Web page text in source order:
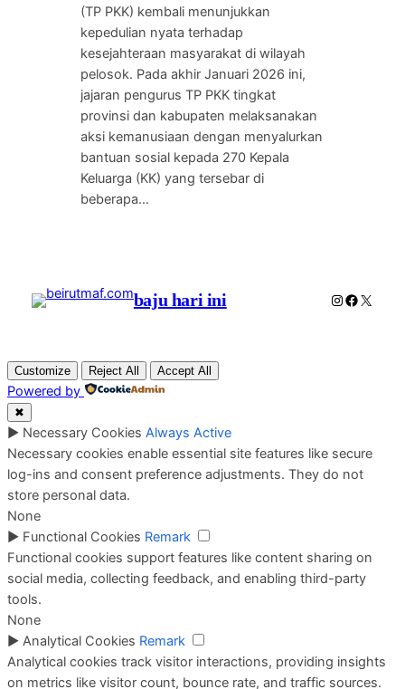
(TP PKK) kembali menunjukkan
kepedulian nyata terhadap
kesejahteraan masyarakat di wilayah
pelosok. Pada akhir Januari 2026 ini,
jajaran pengurus TP PKK tingkat
provinsi dan kabupaten melaksanakan
aksi kemanusiaan dengan menyalurkan
bantuan sosial kepada 270 Kepala
Keluarga (KK) yang tersebar di
beberapa…
baju hari ini Instagram
X
Customize Reject All Accept All
Powered by
✖
► Necessary Cookies Always Active
Necessary cookies enable essential site features like secure
log-ins and consent preference adjustments. They do not
store personal data.
None
► Functional Cookies Remark
Functional cookies support features like content sharing on
social media, collecting feedback, and enabling third-party
tools.
None
► Analytical Cookies Remark
Analytical cookies track visitor interactions, providing insights
on metrics like visitor count, bounce rate, and traffic sources.